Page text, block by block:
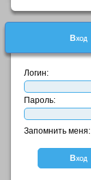
Вход
Логин:
Пароль:
Запомнить меня: